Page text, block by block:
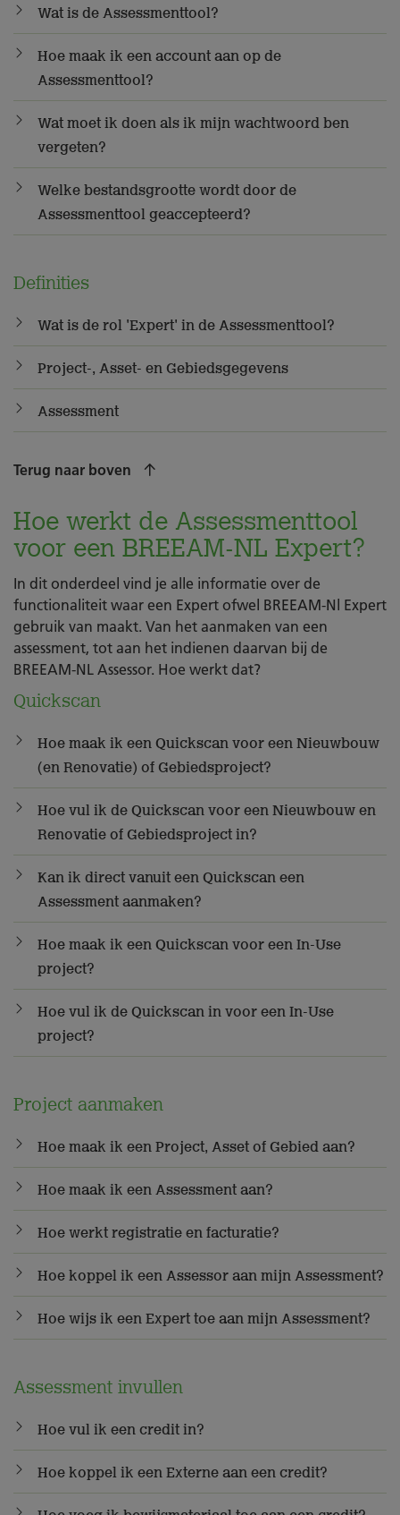
Wat is de Assessmenttool?
Hoe maak ik een account aan op de
Assessmenttool?
Wat moet ik doen als ik mijn wachtwoord ben
vergeten?
Welke bestandsgrootte wordt door de
Assessmenttool geaccepteerd?
Definities
Wat is de rol 'Expert' in de Assessmenttool?
Project-, Asset- en Gebiedsgegevens
Assessment
Terug naar boven
Hoe werkt de Assessmenttool
voor een BREEAM-NL Expert?
In dit onderdeel vind je alle informatie over de
functionaliteit waar een Expert ofwel BREEAM-Nl Expert
gebruik van maakt. Van het aanmaken van een
assessment, tot aan het indienen daarvan bij de
BREEAM-NL Assessor. Hoe werkt dat?
Quickscan
Hoe maak ik een Quickscan voor een Nieuwbouw
(en Renovatie) of Gebiedsproject?
Hoe vul ik de Quickscan voor een Nieuwbouw en
Renovatie of Gebiedsproject in?
Kan ik direct vanuit een Quickscan een
Assessment aanmaken?
Hoe maak ik een Quickscan voor een In-Use
project?
Hoe vul ik de Quickscan in voor een In-Use
project?
Project aanmaken
Hoe maak ik een Project, Asset of Gebied aan?
Hoe maak ik een Assessment aan?
Hoe werkt registratie en facturatie?
Hoe koppel ik een Assessor aan mijn Assessment?
Hoe wijs ik een Expert toe aan mijn Assessment?
Assessment invullen
Hoe vul ik een credit in?
Hoe koppel ik een Externe aan een credit?